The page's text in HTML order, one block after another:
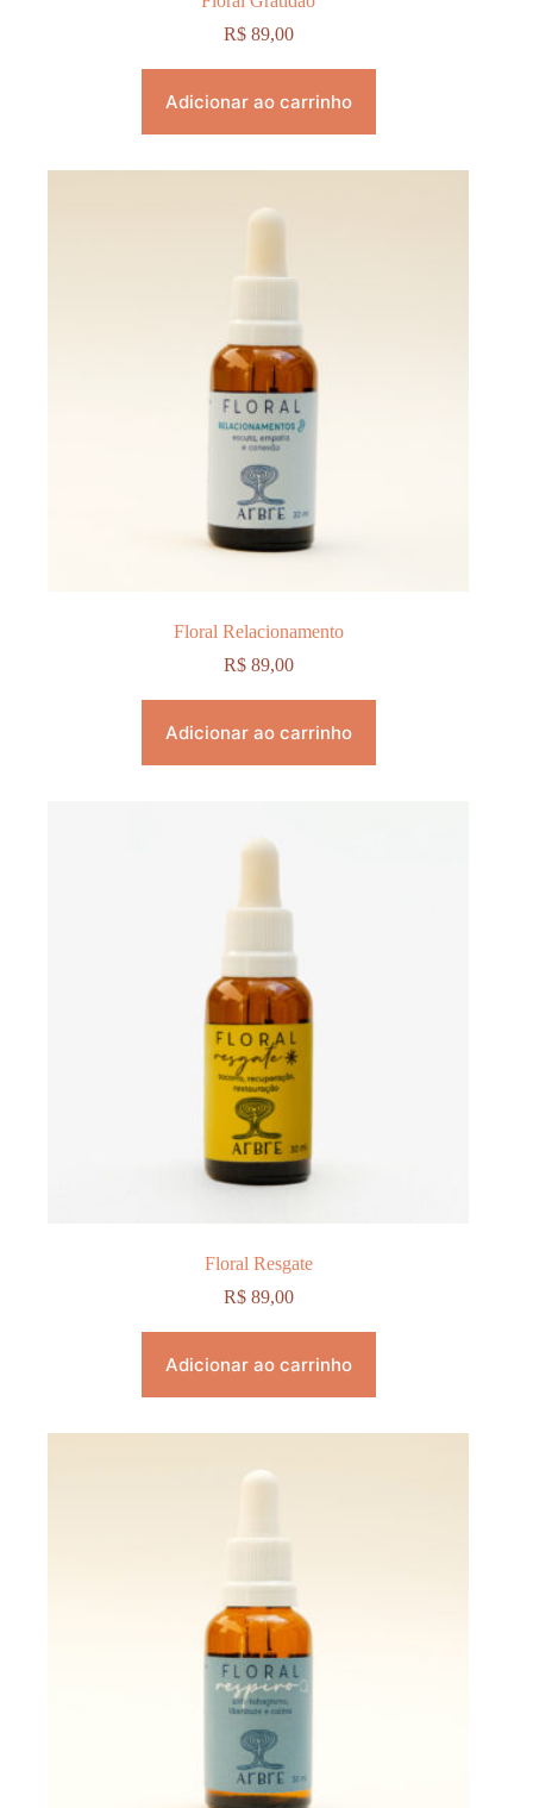
R$89,00
Adicionar ao carrinho
Floral Relacionamento
R$89,00
Adicionar ao carrinho
Floral Resgate
R$89,00
Adicionar ao carrinho